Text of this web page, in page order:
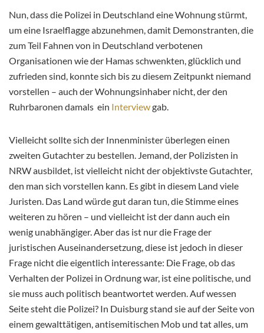
Nun, dass die Polizei in Deutschland eine Wohnung stürmt,
um eine Israelflagge abzunehmen, damit Demonstranten, die
zum Teil Fahnen von in Deutschland verbotenen
Organisationen wie der Hamas schwenkten, glücklich und
zufrieden sind, konnte sich bis zu diesem Zeitpunkt niemand
vorstellen – auch der Wohnungsinhaber nicht, der den
Ruhrbaronen damals ein Interviewgab.
Vielleicht sollte sich der Innenminister überlegen einen
zweiten Gutachter zu bestellen. Jemand, der Polizisten in
NRW ausbildet, ist vielleicht nicht der objektivste Gutachter,
den man sich vorstellen kann. Es gibt in diesem Land viele
Juristen. Das Land würde gut daran tun, die Stimme eines
weiteren zu hören – und vielleicht ist der dann auch ein
wenig unabhängiger. Aber das ist nur die Frage der
juristischen Auseinandersetzung, diese ist jedoch in dieser
Frage nicht die eigentlich interessante: Die Frage, ob das
Verhalten der Polizei in Ordnung war, ist eine politische, und
sie muss auch politisch beantwortet werden. Auf wessen
Seite steht die Polizei? In Duisburg stand sie auf der Seite von
einem gewalttätigen, antisemitischen Mob und tat alles, um